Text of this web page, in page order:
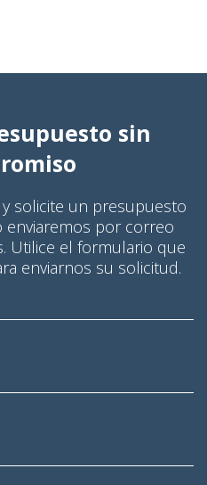
sin
solicite un presupuesto
enviaremos por correo
Utilice el formulario que
enviarnos su solicitud.